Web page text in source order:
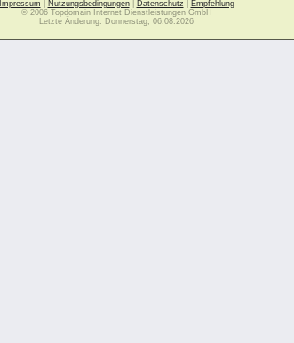
Impressum
Nutzungsbedingungen| Datenschutz
Empfehlung
© 2006 Topdomain Internet Dienstleistungen GmbH
Letzte Änderung: Donnerstag, 06.08.2026